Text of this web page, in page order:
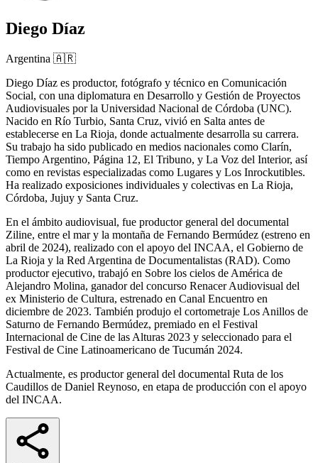
Diego Díaz
Argentina 🇦🇷
Diego Díaz es productor, fotógrafo y técnico en Comunicación
Social, con una diplomatura en Desarrollo y Gestión de Proyectos
Audiovisuales por la Universidad Nacional de Córdoba (UNC).
Nacido en Río Turbio, Santa Cruz, vivió en Salta antes de
establecerse en La Rioja, donde actualmente desarrolla su carrera.
Su trabajo ha sido publicado en medios nacionales como Clarín,
Tiempo Argentino, Página 12, El Tribuno, y La Voz del Interior, así
como en revistas especializadas como Lugares y Los Inrockutibles.
Ha realizado exposiciones individuales y colectivas en La Rioja,
Córdoba, Jujuy y Santa Cruz.
En el ámbito audiovisual, fue productor general del documental
Ziline, entre el mar y la montaña de Fernando Bermúdez (estreno en
abril de 2024), realizado con el apoyo del INCAA, el Gobierno de
La Rioja y la Red Argentina de Documentalistas (RAD). Como
productor ejecutivo, trabajó en Sobre los cielos de América de
Alejandro Molina, ganador del concurso Renacer Audiovisual del
ex Ministerio de Cultura, estrenado en Canal Encuentro en
diciembre de 2023. También produjo el cortometraje Los Anillos de
Saturno de Fernando Bermúdez, premiado en el Festival
Internacional de Cine de las Alturas 2023 y seleccionado para el
Festival de Cine Latinoamericano de Tucumán 2024.
Actualmente, es productor general del documental Ruta de los
Caudillos de Daniel Reynoso, en etapa de producción con el apoyo
del INCAA.